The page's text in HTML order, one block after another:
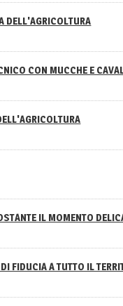
DELL'AGRICOLTURA
CON MUCCHE E
IL MOMENTO
FIDUCIA A TUTTO IL